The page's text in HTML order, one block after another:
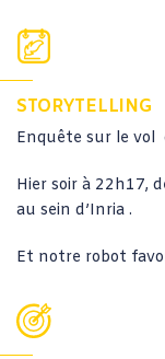
STORYTELLING
Enquête sur le
Hier soir à 22h17,
au sein d’Inria .
Et notre robot